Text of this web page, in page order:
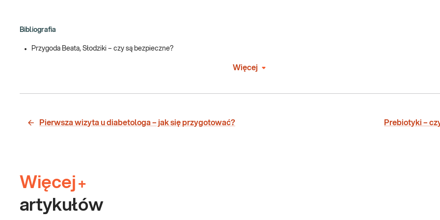
Bibliografia
Przygoda Beata, Słodziki – czy są bezpieczne?
Więcej
Pierwsza wizyta u diabetologa – jak się przygotować? Prebiotyki –
Więcej +
artykułów